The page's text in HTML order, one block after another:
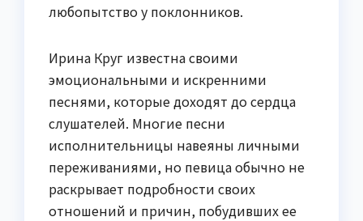
любопытство у поклонников.
Ирина Круг известна своими
эмоциональными и искренними
песнями, которые доходят до сердца
слушателей. Многие песни
исполнительницы навеяны личными
переживаниями, но певица обычно не
раскрывает подробности своих
отношений и причин, побудивших ее